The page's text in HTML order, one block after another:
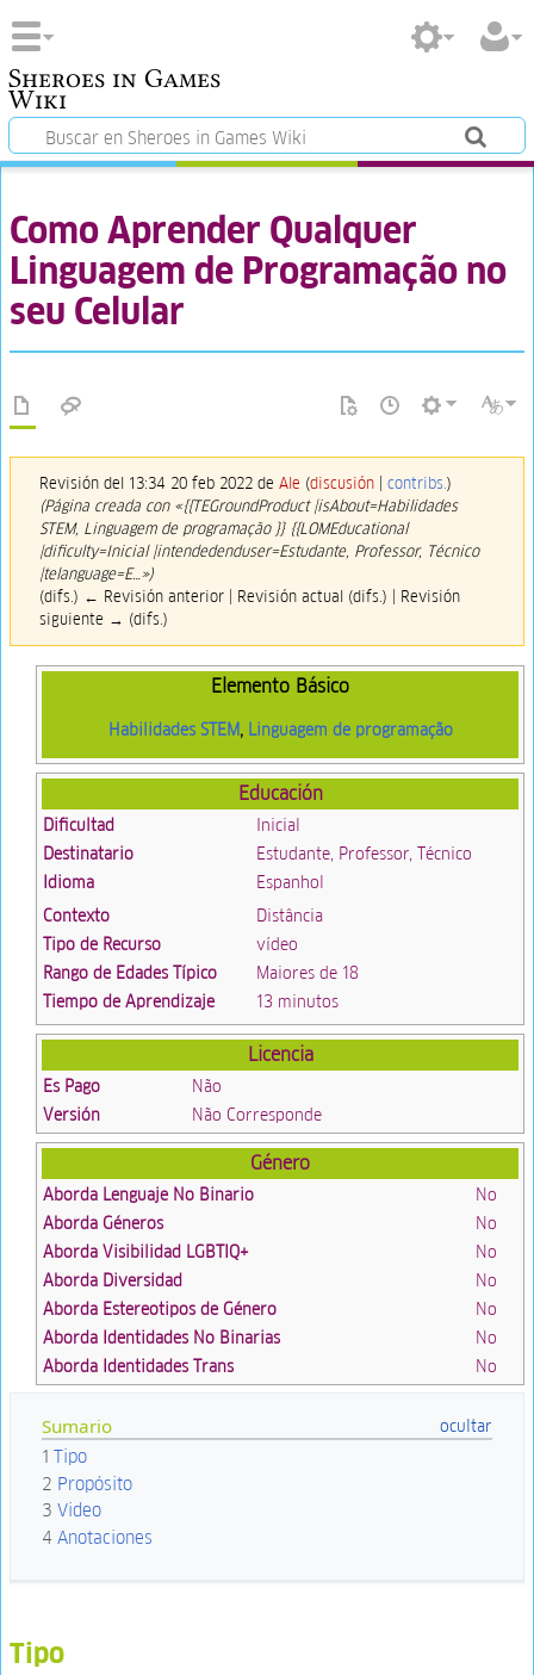
Sheroes in Games
Wiki
Como Aprender Qualquer
Linguagem de Programação no
seu Celular
Revisión del 13:34 20 feb 2022 de Ale (discusión| contribs.)
(Página creada con «{{TEGroundProduct |isAbout=Habilidades
STEM, Linguagem de programação }} {{LOMEducational
|dificulty=Inicial |intendedenduser=Estudante, Professor, Técnico
|telanguage=E…»)
(difs.) ← Revisión anterior | Revisión actual (difs.) | Revisión
siguiente → (difs.)
Elemento Básico
Habilidades STEM, Linguagem de programação
Educación
Dificultad
Inicial
Destinatario
Estudante, Professor, Técnico
Idioma
Espanhol
Contexto
Distância
Tipo de Recurso
vídeo
Rango de Edades Típico
Maiores de 18
Tiempo de Aprendizaje
13 minutos
Licencia
Es Pago
Não
Versión
Não Corresponde
Género
Aborda Lenguaje No Binario
No
Aborda Géneros
No
Aborda Visibilidad LGBTIQ+
No
Aborda Diversidad
No
Aborda Estereotipos de Género
No
Aborda Identidades No Binarias
No
Aborda Identidades Trans
No
Sumario
1 Tipo
2 Propósito
3 Video
4 Anotaciones
Tipo